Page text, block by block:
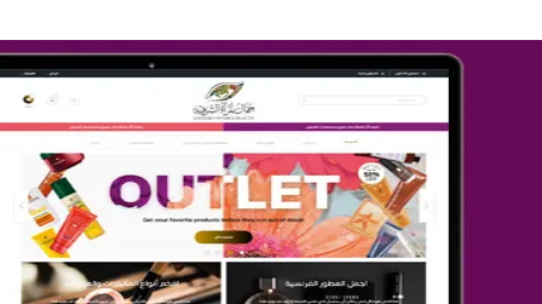
تصميم متجر جمال المرأة الشرقية
التفاصيل